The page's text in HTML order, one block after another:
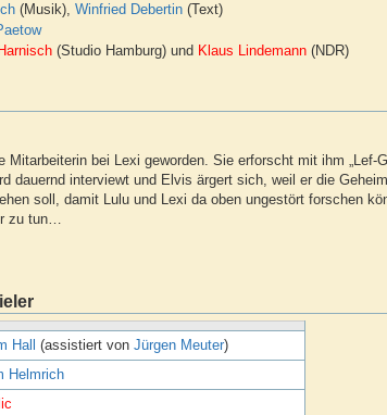
(Musik),Winfried Debertin (Text)
(Studio Hamburg) und Klaus Lindemann (NDR)
Mitarbeiterin bei Lexi geworden. Sie erforscht mit ihm „Lef-
dauernd interviewt und Elvis ärgert sich, weil er die
soll, damit Lulu und Lexi da oben ungestört forschen
zu tun…
Hall (assistiert von Jürgen Meuter)
Helmrich